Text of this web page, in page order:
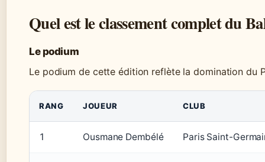
Quel est le classement complet du
Le podium
Le podium de cette édition reflète la domination du
RANG JOUEUR CLUB
1 Ousmane Dembélé Paris Saint-